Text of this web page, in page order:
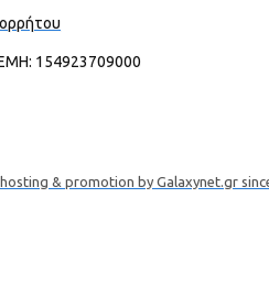
154923709000
& promotion by Galaxynet.gr